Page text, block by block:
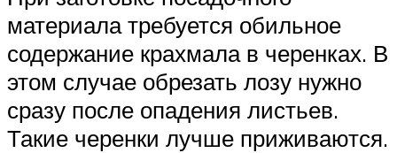
материала требуется обильное
содержание крахмала в черенках. В
этом случае обрезать лозу нужно
сразу после опадения листьев.
Такие черенки лучше приживаются.